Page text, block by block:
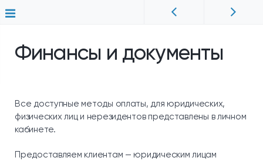
Финансы и документы
Все доступные методы оплаты, для юридических,
физических лиц и нерезидентов представлены в личном
кабинете.
Предоставляем клиентам — юридическим лицам